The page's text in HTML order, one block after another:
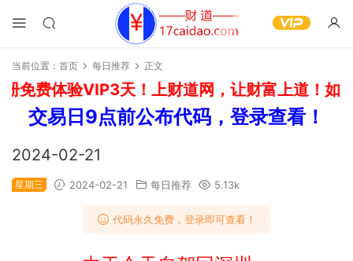
当前位置： 首页 每日推荐 正文
免费体验VIP3天！上财道网，让财富上道！如
交易日9点前公布代码，登录查看！
2024-02-21
星期三 2024-02-21 每日推荐 5.13k
代码永久免费，登录即可查看！